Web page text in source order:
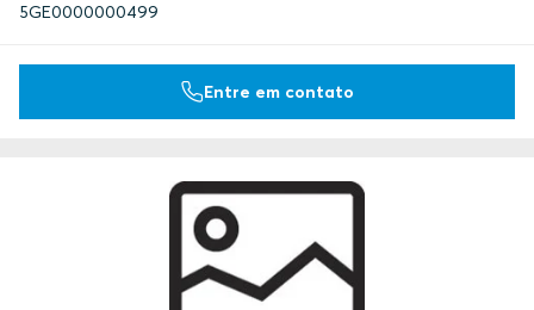
5GE0000000499
Entre em contato